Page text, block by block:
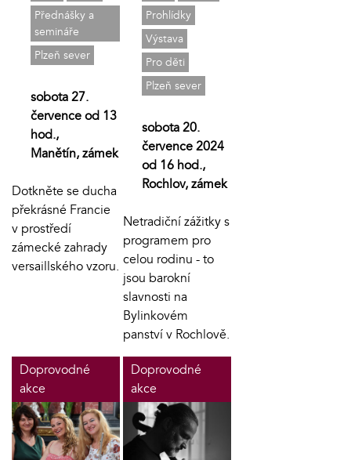
Přednášky a
semináře
Plzeň sever
sobota 27.
července od 13
hod.,
Manětín, zámek
Dotkněte se ducha
překrásné Francie
v prostředí
zámecké zahrady
versaillského vzoru.
Prohlídky
Výstava
Pro děti
Plzeň sever
sobota 20.
července 2024
od 16 hod.,
Rochlov, zámek
Netradiční zážitky s
programem pro
celou rodinu - to
jsou barokní
slavnosti na
Bylinkovém
panství v Rochlově.
Doprovodné
akce
Doprovodné
akce